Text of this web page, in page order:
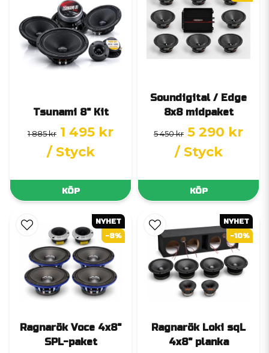
Tsunami 8" Kit
1 885 kr 1 495 kr
/ Styck
KÖP
Soundigital / Edge
8x8 midpaket
5 450 kr 5 290 kr
/ Styck
KÖP
Ragnarök Voce 4x8"
SPL-paket
NYHET
-8%
Ragnarök Loki sqL
4x8" planka
NYHET
-10%